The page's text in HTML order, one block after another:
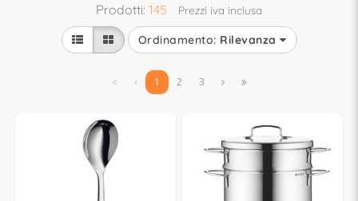
Prodotti: 145 Prezzi iva inclusa
Ordinamento: Rilevanza
  1 2 3  